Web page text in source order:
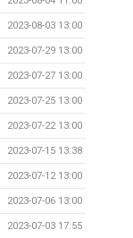
2023-08-03 13:00
2023-07-29 13:00
2023-07-27 13:00
2023-07-25 13:00
2023-07-22 13:00
2023-07-15 13:38
2023-07-12 13:00
2023-07-06 13:00
2023-07-03 17:55